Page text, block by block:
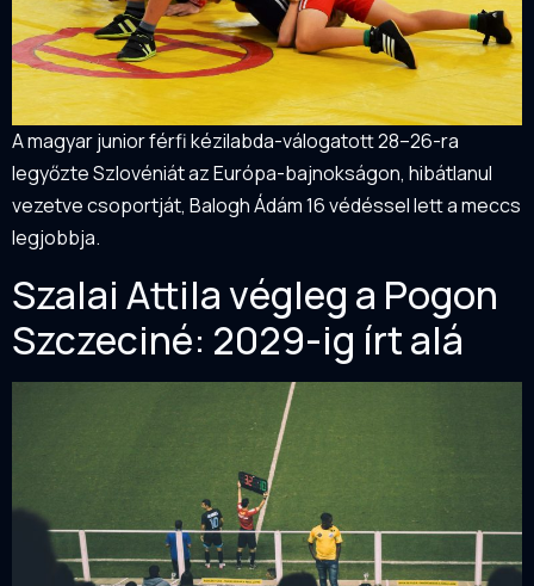
A magyar junior férfi kézilabda-válogatott 28–26-ra
legyőzte Szlovéniát az Európa-bajnokságon, hibátlanul
vezetve csoportját, Balogh Ádám 16 védéssel lett a meccs
legjobbja.
Szalai Attila végleg a Pogon
Szczeciné: 2029-ig írt alá